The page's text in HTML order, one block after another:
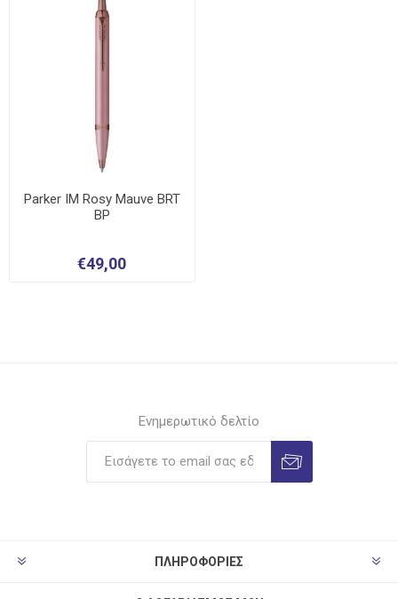
Parker IM Rosy Mauve BRT
BP
€49,00
Ενημερωτικό δελτίο
ΠΛΗΡΟΦΟΡΊΕΣ